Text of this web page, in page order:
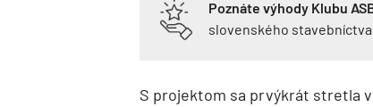
Poznáte výhody Klubu
slovenského
S projektom sa prvýkrát stretla